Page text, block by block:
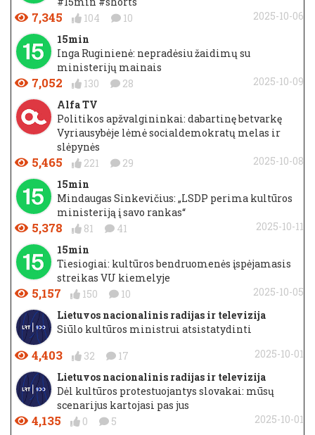
7,345 104 10
2025-10-06
15min
Inga Ruginienė: nepradėsiu žaidimų su
ministerijų mainais
7,052 130 28
2025-10-09
Alfa TV
Politikos apžvalgininkai: dabartinę betvarkę
Vyriausybėje lėmė socialdemokratų melas ir
slėpynės
5,465 221 29
2025-10-08
15min
Mindaugas Sinkevičius: „LSDP perima kultūros
ministeriją į savo rankas“
5,378 81 41
2025-10-11
15min
Tiesiogiai: kultūros bendruomenės įspėjamasis
streikas VU kiemelyje
5,157 150 10
2025-10-05
Lietuvos nacionalinis radijas ir televizija
Siūlo kultūros ministrui atsistatydinti
4,403 32 17
2025-10-01
Lietuvos nacionalinis radijas ir televizija
Dėl kultūros protestuojantys slovakai: mūsų
scenarijus kartojasi pas jus
4,135 0 5
2025-10-01